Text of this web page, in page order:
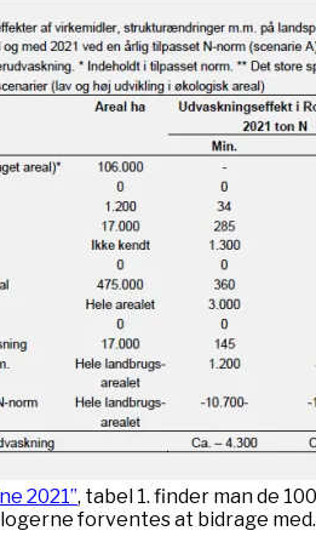
2021”, tabel 1. finder man de
forventes at bidrage med.